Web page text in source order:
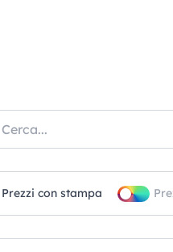
Prezzi con stampa